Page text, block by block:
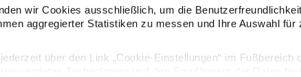
wir Cookies ausschließlich, um die
aggregierter Statistiken zu messen und Ihre Auswahl für
über den Link „Cookie-Einstellungen“ im Fußbereich